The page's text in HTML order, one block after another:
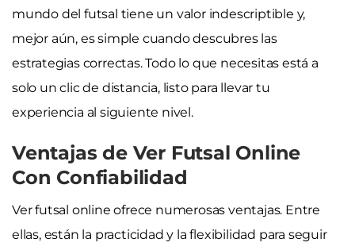
mundo del futsal tiene un valor indescriptible y,
mejor aún, es simple cuando descubres las
estrategias correctas. Todo lo que necesitas está a
solo un clic de distancia, listo para llevar tu
experiencia al siguiente nivel.
Ventajas de Ver Futsal Online
Con Confiabilidad
Ver futsal online ofrece numerosas ventajas. Entre
ellas, están la practicidad y la flexibilidad para seguir